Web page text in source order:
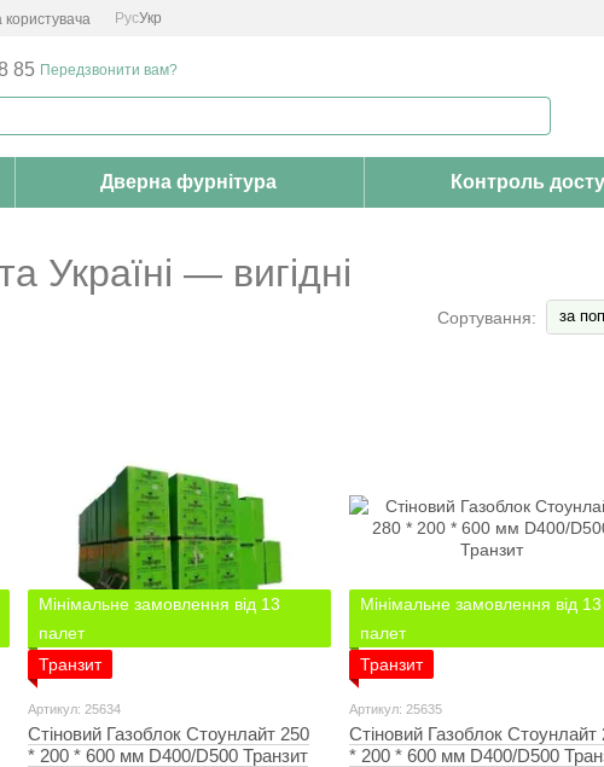
користувача РусУкр
85 Передзвонити вам?
Дверна фурнітура Контроль
Україні — вигідні
Сортування: за
Мінімальне замовлення від 13
палет
Транзит
Артикул: 25634
Стіновий Газоблок Стоунлайт 250
* 200 * 600 мм D400/D500 Транзит
Мінімальне замовлення від 13
палет
Транзит
Артикул: 25635
Стіновий Газоблок Стоунлайт
* 200 * 600 мм D400/D500